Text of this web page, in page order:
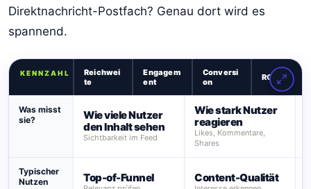
Direktnachricht-Postfach? Genau dort wird es
spannend.
KENNZAHL
Reichwei
te
Engagem
ent
Conversi
on
ROI
Was misst
sie?
Wie viele Nutzer
den Inhalt sehen
Sichtbarkeit im Feed
Wie stark Nutzer
reagieren
Likes, Kommentare,
Shares
Typischer
Nutzen
Top-of-Funnel Content-Qualität